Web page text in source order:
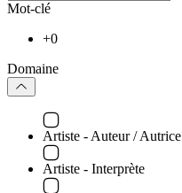
Mot-clé
+0
Domaine
Artiste - Auteur / Autrice
Artiste - Interprète